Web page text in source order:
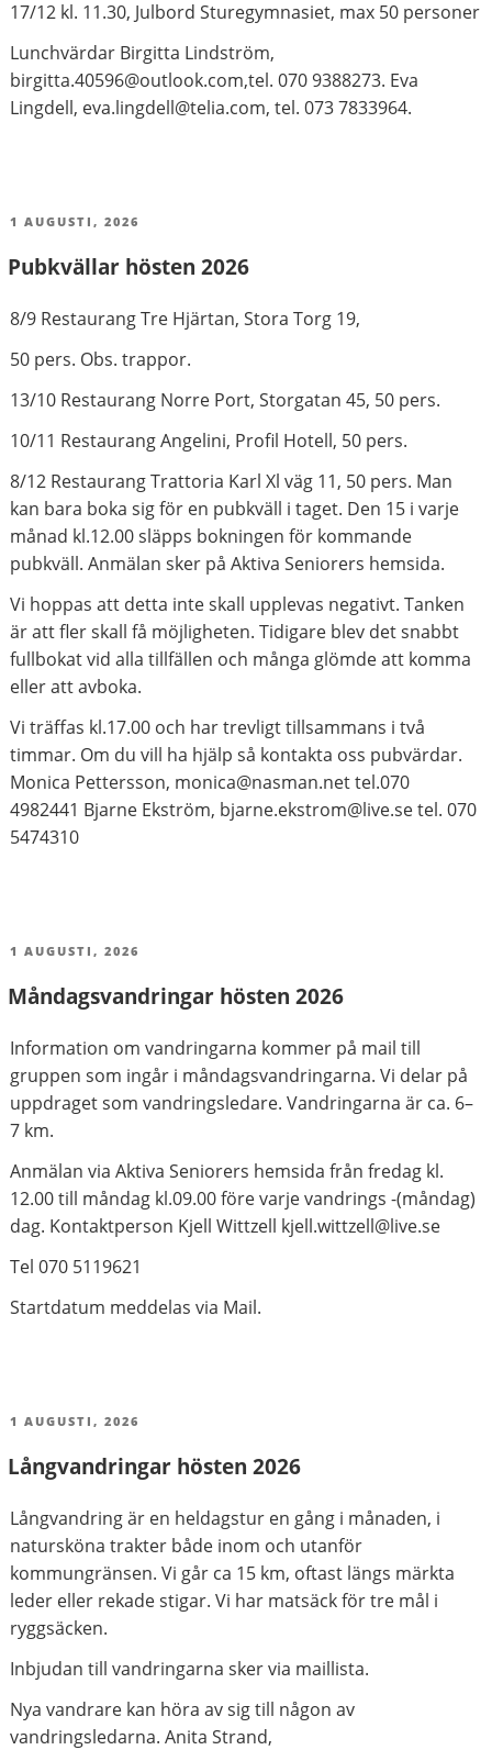
17/12 kl. 11.30, Julbord Sturegymnasiet, max 50 personer
Lunchvärdar Birgitta Lindström,
birgitta.40596@outlook.com,tel. 070 9388273. Eva
Lingdell, eva.lingdell@telia.com, tel. 073 7833964.
PUBLICERAT
1 AUGUSTI, 2026
Pubkvällar hösten 2026
8/9 Restaurang Tre Hjärtan, Stora Torg 19,
50 pers. Obs. trappor.
13/10 Restaurang Norre Port, Storgatan 45, 50 pers.
10/11 Restaurang Angelini, Profil Hotell, 50 pers.
8/12 Restaurang Trattoria Karl Xl väg 11, 50 pers. Man
kan bara boka sig för en pubkväll i taget. Den 15 i varje
månad kl.12.00 släpps bokningen för kommande
pubkväll. Anmälan sker på Aktiva Seniorers hemsida.
Vi hoppas att detta inte skall upplevas negativt. Tanken
är att fler skall få möjligheten. Tidigare blev det snabbt
fullbokat vid alla tillfällen och många glömde att komma
eller att avboka.
Vi träffas kl.17.00 och har trevligt tillsammans i två
timmar. Om du vill ha hjälp så kontakta oss pubvärdar.
Monica Pettersson, monica@nasman.net tel.070
4982441 Bjarne Ekström, bjarne.ekstrom@live.se tel. 070
5474310
PUBLICERAT
1 AUGUSTI, 2026
Måndagsvandringar hösten 2026
Information om vandringarna kommer på mail till
gruppen som ingår i måndagsvandringarna. Vi delar på
uppdraget som vandringsledare. Vandringarna är ca. 6–
7 km.
Anmälan via Aktiva Seniorers hemsida från fredag kl.
12.00 till måndag kl.09.00 före varje vandrings -(måndag)
dag. Kontaktperson Kjell Wittzell kjell.wittzell@live.se
Tel 070 5119621
Startdatum meddelas via Mail.
PUBLICERAT
1 AUGUSTI, 2026
Långvandringar hösten 2026
Långvandring är en heldagstur en gång i månaden, i
natursköna trakter både inom och utanför
kommungränsen. Vi går ca 15 km, oftast längs märkta
leder eller rekade stigar. Vi har matsäck för tre mål i
ryggsäcken.
Inbjudan till vandringarna sker via maillista.
Nya vandrare kan höra av sig till någon av
vandringsledarna. Anita Strand,